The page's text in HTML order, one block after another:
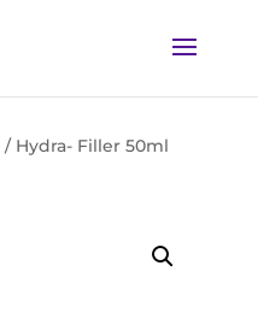
/ Hydra- Filler 50ml